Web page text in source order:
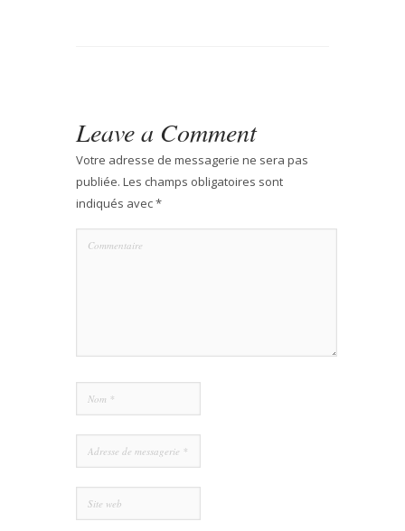
Leave a Comment
Votre adresse de messagerie ne sera pas
publiée. Les champs obligatoires sont
indiqués avec*